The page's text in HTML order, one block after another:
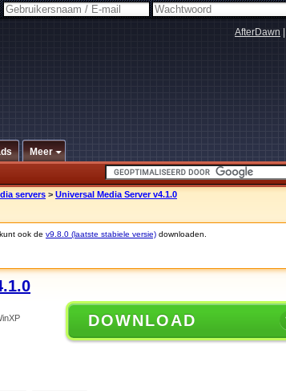
AfterDawn
Meer
servers > Universal Media Server v4.1.0
ook de v9.8.0 (laatste stabiele versie) downloaden.
DOWNLOAD